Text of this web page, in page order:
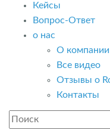
Кейсы
Вопрос-Ответ
о нас
О компании
Все видео
Отзывы о
Контакты